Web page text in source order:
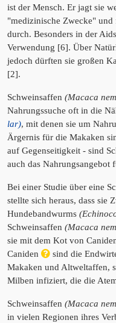
ist der Mensch. Er jagt sie
"medizinische Zwecke" und
durch. Besonders in der
Verwendung [6]. Über
jedoch dürften sie großen
[2].
Schweinsaffen (Macaca
Nahrungssuche oft in die
lar), mit denen sie um
Ärgernis für die Makaken
auf Gegenseitigkeit - sind
auch das Nahrungsangebot
Bei einer Studie über eine
stellte sich heraus, dass sie
Hundebandwurms
Schweinsaffen (Macaca
sie mit dem Kot von
Caniden
sind die
Makaken und Altweltaffen,
Milben infiziert, die die
Schweinsaffen (Macaca
in vielen Regionen ihres